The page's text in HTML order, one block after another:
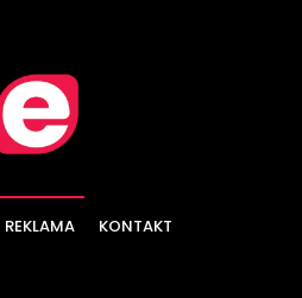
REKLAMA KONTAKT